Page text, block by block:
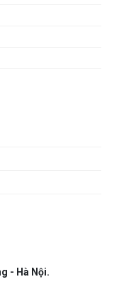
- Hà Nội.